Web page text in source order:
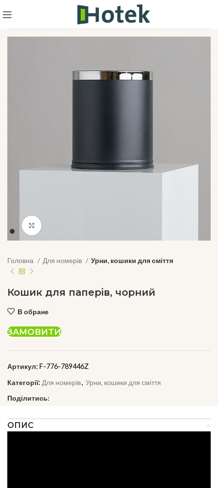
Головна Для номерів Урни, кошики для сміття
Кошик для паперів, чорний
В обране
ЗАМОВИТИ
Артикул: F-776-789446Z
Категорії: Для номерів, Урни, кошики для сміття
Поділитись:
ОПИС